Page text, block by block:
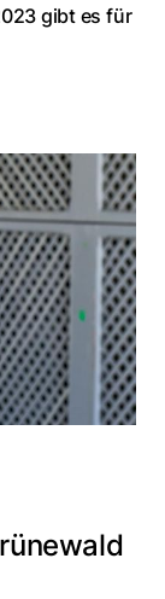
gibt es für